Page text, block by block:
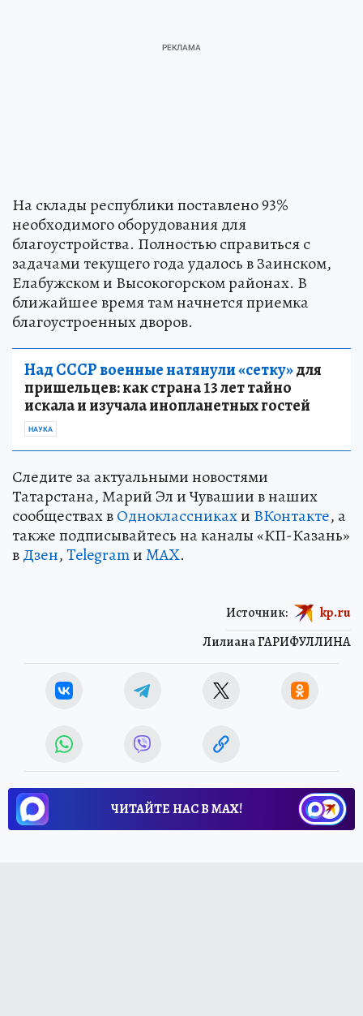
На склады республики поставлено 93%
необходимого оборудования для
благоустройства. Полностью справиться с
задачами текущего года удалось в Заинском,
Елабужском и Высокогорском районах. В
ближайшее время там начнется приемка
благоустроенных дворов.
Над СССР военные натянули «сетку»для
пришельцев: как страна 13 лет тайно
искала и изучала инопланетных гостей
НАУКА
Следите за актуальными новостями
Татарстана, Марий Эл и Чувашии в наших
сообществах вОдноклассникахи ВКонтакте, а
также подписывайтесь на каналы «КП-Казань»
вДзен,TelegramиMAX.
Лилиана ГАРИФУЛЛИНА
Источник: kp.ru
ЧИТАЙТЕ НАС В МАХ!